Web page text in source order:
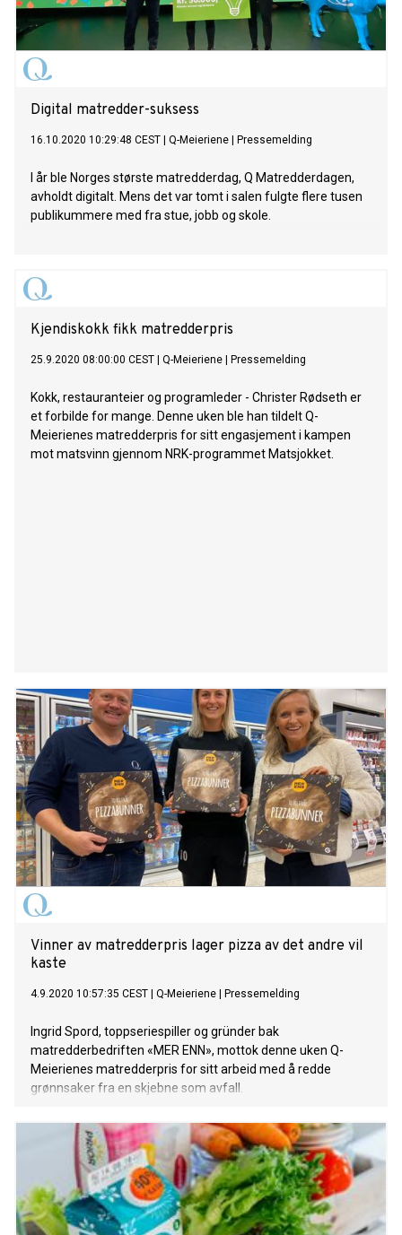
Digital matredder-suksess
16.10.2020 10:29:48 CEST Q-Meieriene Pressemelding
I år ble Norges største matredderdag, Q Matredderdagen,
avholdt digitalt. Mens det var tomt i salen fulgte flere tusen
publikummere med fra stue, jobb og skole.
Kjendiskokk fikk matredderpris
25.9.2020 08:00:00 CEST Q-Meieriene Pressemelding
Kokk, restauranteier og programleder - Christer Rødseth er
et forbilde for mange. Denne uken ble han tildelt Q-
Meierienes matredderpris for sitt engasjement i kampen
mot matsvinn gjennom NRK-programmet Matsjokket.
Vinner av matredderpris lager pizza av det andre vil
kaste
4.9.2020 10:57:35 CEST Q-Meieriene Pressemelding
Ingrid Spord, toppseriespiller og gründer bak
matredderbedriften «MER ENN», mottok denne uken Q-
Meierienes matredderpris for sitt arbeid med å redde
grønnsaker fra en skjebne som avfall.